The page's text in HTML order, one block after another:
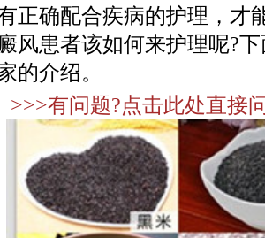
正确配合疾病的护理，才
风患者该如何来护理呢?
的介绍。
>>>有问题?点击此处直接